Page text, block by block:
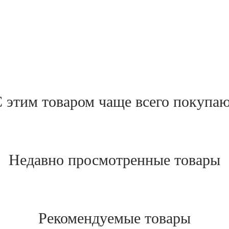
этим товаром чаще всего
Недавно просмотренные товары
Рекомендуемые товары